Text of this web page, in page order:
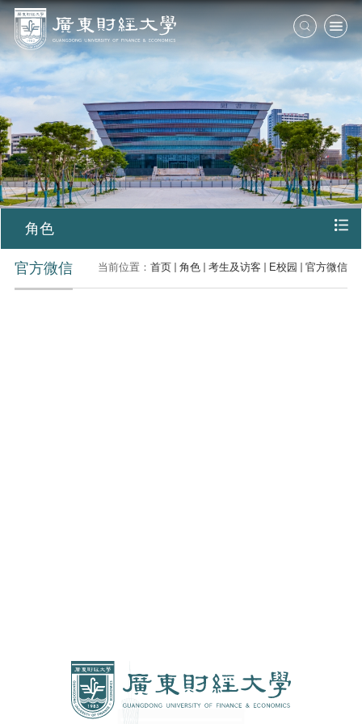
角色
当前位置：首页 角色 考生及访客 E校园 官方微信
官方微信